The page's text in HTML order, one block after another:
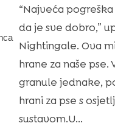
“Najveća
da je sve dobro,”
Nightingale. Ova
hrane za naše pse.
granule jednake,
hrani za pse s
sustavom.U...